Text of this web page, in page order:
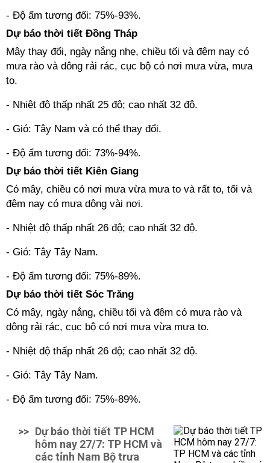
- Độ ẩm tương đối: 75%-93%.
Dự báo thời tiết Đồng Tháp
Mây thay đổi, ngày nắng nhẹ, chiều tối và đêm nay có
mưa rào và dông rải rác, cục bộ có nơi mưa vừa, mưa
to.
- Nhiệt độ thấp nhất 25 độ; cao nhất 32 độ.
- Gió: Tây Nam và có thể thay đổi.
- Độ ẩm tương đối: 73%-94%.
Dự báo thời tiết Kiên Giang
Có mây, chiều có nơi mưa vừa mưa to và rất to, tối và
đêm nay có mưa dông vài nơi.
- Nhiệt độ thấp nhất 26 độ; cao nhất 32 độ.
- Gió: Tây Tây Nam.
- Độ ẩm tương đối: 75%-89%.
Dự báo thời tiết Sóc Trăng
Có mây, ngày nắng, chiều tối và đêm có mưa rào và
dông rải rác, cục bộ có nơi mưa vừa mưa to.
- Nhiệt độ thấp nhất 26 độ; cao nhất 32 độ.
- Gió: Tây Tây Nam.
- Độ ẩm tương đối: 75%-89%.
>> Dự báo thời tiết TP HCM
hôm nay 27/7: TP HCM và
các tỉnh Nam Bộ trưa